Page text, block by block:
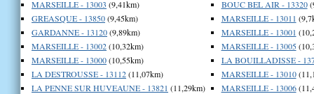
MARSEILLE - 13003 (9,41km)
GREASQUE - 13850(9,45km)
GARDANNE - 13120(9,89km)
MARSEILLE - 13002(10,32km)
MARSEILLE - 13000(10,55km)
LA DESTROUSSE - 13112(11,07km)
LA PENNE SUR HUVEAUNE - 13821 (11,29km)
BOUC BEL AIR - 13320
MARSEILLE - 13011
MARSEILLE - 13001
MARSEILLE - 13005
LA BOUILLADISSE -
MARSEILLE - 13010
MARSEILLE - 13006